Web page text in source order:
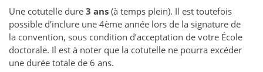
Une cotutelle dure 3 ans (à temps plein). Il est toutefois
possible d’inclure une 4ème année lors de la signature de
la convention, sous condition d’acceptation de votre École
doctorale. Il est à noter que la cotutelle ne pourra excéder
une durée totale de 6 ans.